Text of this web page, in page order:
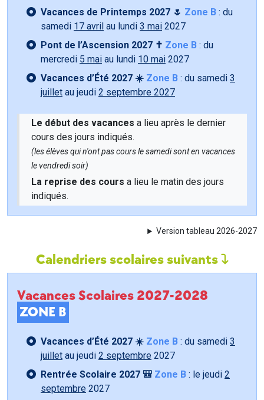
Vacances de Printemps 2027 🌷 Zone B : du
samedi 17 avril au lundi 3 mai 2027
Pont de l’Ascension 2027 ✝️ Zone B : du
mercredi 5 mai au lundi 10 mai 2027
Vacances d’Été 2027 ☀️ Zone B : du samedi 3
juillet au jeudi 2 septembre 2027
Le début des vacances a lieu après le dernier
cours des jours indiqués.
(les élèves qui n'ont pas cours le samedi sont en vacances
le vendredi soir)
La reprise des cours a lieu le matin des jours
indiqués.
Version tableau 2026-2027
Calendriers scolaires suivants
Vacances Scolaires 2027-2028
ZONE B
Vacances d’Été 2027 ☀️ Zone B : du samedi 3
juillet au jeudi 2 septembre 2027
Rentrée Scolaire 2027 🎒 Zone B : le jeudi 2
septembre 2027